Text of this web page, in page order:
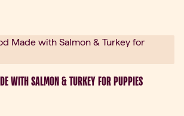
WITH SALMON & TURKEY FOR PUPPIES